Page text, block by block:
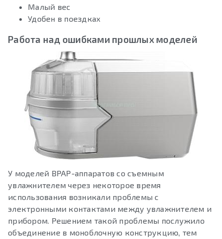
Малый вес
Удобен в поездках
Работа над ошибками прошлых моделей
У моделей BPAP-аппаратов со съемным
увлажнителем через некоторое время
использования возникали проблемы с
электронными контактами между увлажнителем и
прибором. Решением такой проблемы послужило
объединение в моноблочную конструкцию, тем